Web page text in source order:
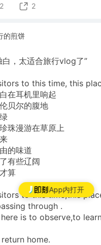
App内打开
2 2
的煎饼
白，太适合旅行vlog了”
to this time, this
在耳机里响起
贝尔的腹地
珠漫游在草原上
的味道
有些辽阔
算
to this time,this
through .
is to observe,to
home.